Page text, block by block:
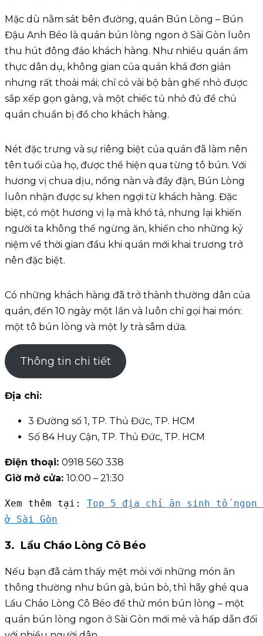
Mặc dù nằm sát bên đường, quán Bún Lòng – Bún
Đậu Anh Béo là quán bún lòng ngon ở Sài Gòn luôn
thu hút đông đảo khách hàng. Như nhiều quán ẩm
thực dân dụ, không gian của quán khá đơn giản
nhưng rất thoải mái; chỉ có vài bộ bàn ghế nhỏ được
sắp xếp gọn gàng, và một chiếc tủ nhỏ đủ để chủ
quán chuẩn bị đồ cho khách hàng.
Nét đặc trưng và sự riêng biệt của quán đã làm nên
tên tuổi của họ, được thể hiện qua từng tô bún. Với
hương vị chua dịu, nồng nàn và đầy đặn, Bún Lòng
luôn nhận được sự khen ngợi từ khách hàng. Đặc
biệt, có một hương vị lạ mà khó tả, nhưng lại khiến
người ta không thể ngừng ăn, khiến cho những kỷ
niệm về thời gian đầu khi quán mới khai trương trở
nên đặc biệt.
Có những khách hàng đã trở thành thường dân của
quán, đến 10 ngày một lần và luôn chỉ gọi hai món:
một tô bún lòng và một ly trà sâm dứa.
Thông tin chi tiết
Địa chỉ:
3 Đường số 1, TP. Thủ Đức, TP. HCM
Số 84 Huy Cận, TP. Thủ Đức, TP. HCM
Điện thoại: 0918 560 338
Giờ mở cửa: 10:00 – 21:30
Xem thêm tại: Top 5 địa chỉ ăn sinh tố ngon
ở Sài Gòn
3. Lẩu Cháo Lòng Cô Béo
Nếu bạn đã cảm thấy mệt mỏi với những món ăn
thông thường như bún gà, bún bò, thì hãy ghé qua
Lẩu Cháo Lòng Cô Béo để thử món bún lòng – một
quán bún lòng ngon ở Sài Gòn mới mẻ và hấp dẫn đối